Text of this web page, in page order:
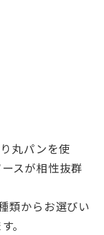
丸パンを使
スが相性抜群
類からお選びい
。